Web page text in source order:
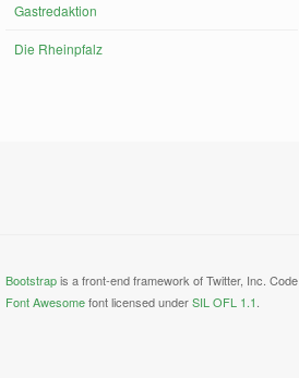
Gastredaktion
Die Rheinpfalz
Bootstrapis a front-end framework of Twitter, Inc.
Font Awesomefont licensed underSIL OFL 1.1